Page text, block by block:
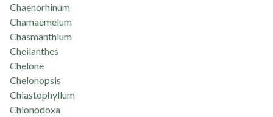
Chaenorhinum
Chamaemelum
Chasmanthium
Cheilanthes
Chelone
Chelonopsis
Chiastophyllum
Chionodoxa